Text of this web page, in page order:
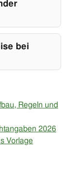
bei
Regeln und
2026
Vorlage